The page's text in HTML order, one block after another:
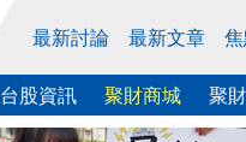
最新討論 最新文章
台股資訊 聚財商城 聚